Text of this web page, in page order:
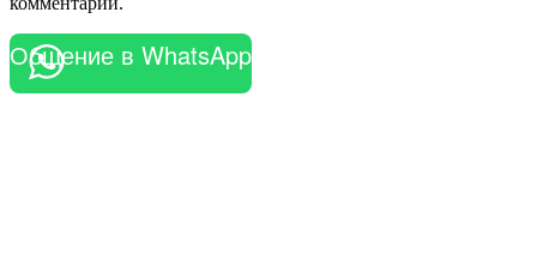
Общение в WhatsApp